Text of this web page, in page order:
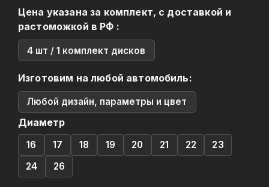
Цена указана за комплект, с доставкой и
растоможкой в РФ :
4 шт / 1 комплект дисков
Изготовим на любой автомобиль:
Любой дизайн, параметры и цвет
Диаметр
16 17 18 19 20 21 22
23
24
26